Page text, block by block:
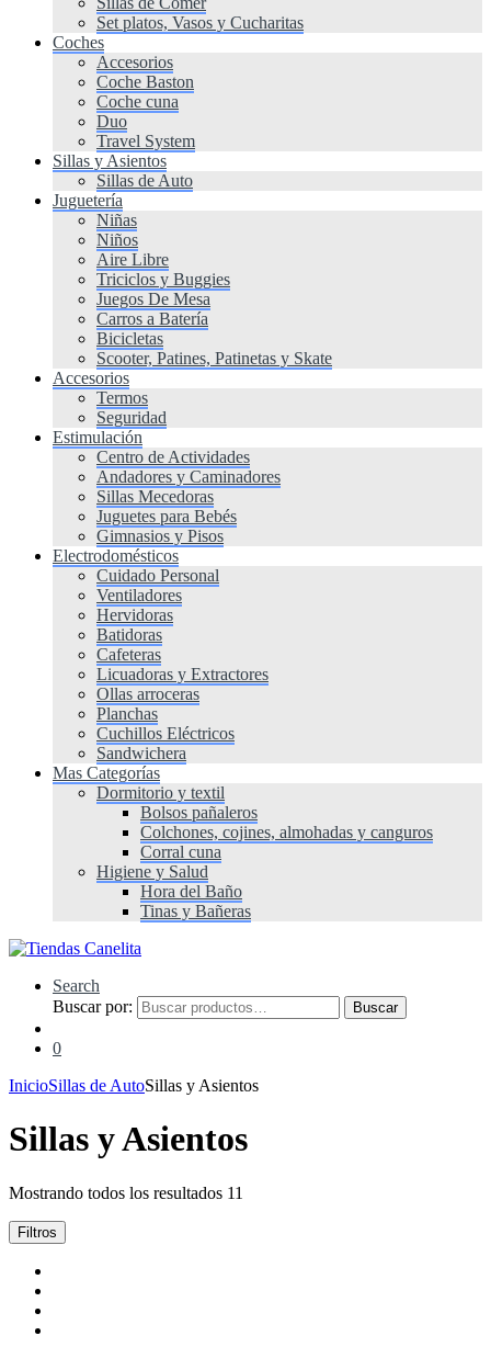
Set platos, Vasos y Cucharitas
Coches
Accesorios
Coche Baston
Coche cuna
Duo
Travel System
Sillas y Asientos
Sillas de Auto
Juguetería
Niñas
Niños
Aire Libre
Triciclos y Buggies
Juegos De Mesa
Carros a Batería
Bicicletas
Scooter, Patines, Patinetas y Skate
Accesorios
Termos
Seguridad
Estimulación
Centro de Actividades
Andadores y Caminadores
Sillas Mecedoras
Juguetes para Bebés
Gimnasios y Pisos
Electrodomésticos
Cuidado Personal
Ventiladores
Hervidoras
Batidoras
Cafeteras
Licuadoras y Extractores
Ollas arroceras
Planchas
Cuchillos Eléctricos
Sandwichera
Mas Categorías
Dormitorio y textil
Bolsos pañaleros
Colchones, cojines, almohadas y canguros
Corral cuna
Higiene y Salud
Hora del Baño
Tinas y Bañeras
Search
Buscar por:
Buscar
0
InicioSillas de AutoSillas y Asientos
Sillas y Asientos
Mostrando todos los resultados 11
Filtros